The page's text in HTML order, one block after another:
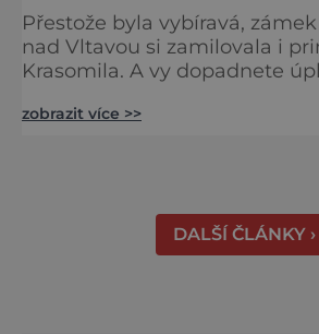
Přestože byla vybíravá,
nad Vltavou si zamilovala i
Krasomila. A vy dopadnete
jako nazdobený bílý dort na
zobrazit více >>
DALŠÍ ČLÁNKY ›